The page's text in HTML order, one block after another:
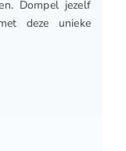
Dompel jezelf
deze unieke